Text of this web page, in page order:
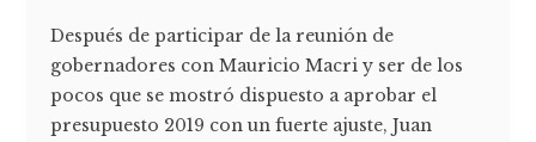
Después de participar de la reunión de
gobernadores con Mauricio Macri y ser de los
pocos que se mostró dispuesto a aprobar el
presupuesto 2019 con un fuerte ajuste, Juan